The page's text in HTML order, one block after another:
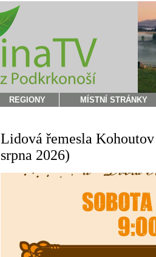
REGIONY MÍSTNÍ STRÁNKY
Lidová řemesla
srpna 2026)